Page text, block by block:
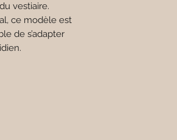
vestiaire.
ce modèle est
de s’adapter